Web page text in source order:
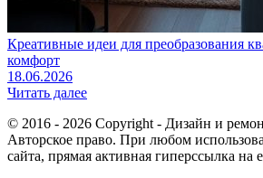
Креативные идеи для преобразования
комфорт
18.06.2026
Читать далее
© 2016 - 2026 Copyright - Дизайн и
Авторское право. При любом
сайта, прямая активная гиперссылка на